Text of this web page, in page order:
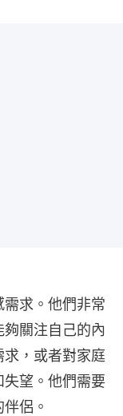
求。他們非常
關注自己的內
，或者對家庭
望。他們需要
侶。